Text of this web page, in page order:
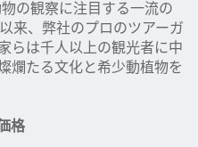
の観察に注目する一流の
来、弊社のプロのツアーガ
らは千人以上の観光者に中
爛たる文化と希少動植物を
格